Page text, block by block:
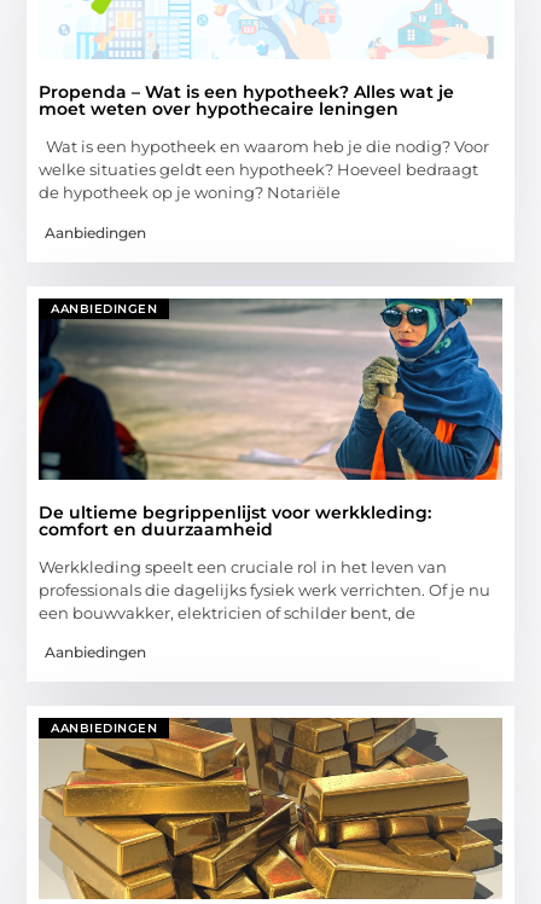
Propenda – Wat is een hypotheek? Alles wat je
moet weten over hypothecaire leningen
Wat is een hypotheek en waarom heb je die nodig? Voor
welke situaties geldt een hypotheek? Hoeveel bedraagt
de hypotheek op je woning? Notariële
Aanbiedingen
AANBIEDINGEN
De ultieme begrippenlijst voor werkkleding:
comfort en duurzaamheid
Werkkleding speelt een cruciale rol in het leven van
professionals die dagelijks fysiek werk verrichten. Of je nu
een bouwvakker, elektricien of schilder bent, de
Aanbiedingen
AANBIEDINGEN